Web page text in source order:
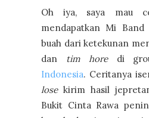
Oh iya, saya mau
mendapatkan Mi
buah dari ketekunan
dan
tim horedi
Indonesia. Ceritanya
losekirim hasil
Bukit Cinta Rawa